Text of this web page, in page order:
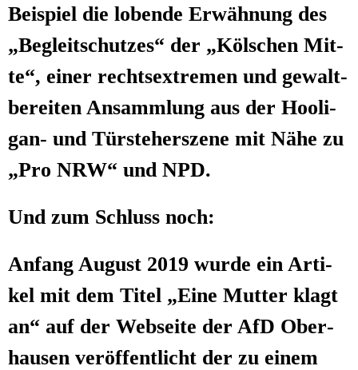
Bei­spiel die loben­de Erwäh­nung des
„Begleit­schut­zes“ der „Köl­schen Mit­
te“, einer rechts­extre­men und gewalt­
be­rei­ten Ansamm­lung aus der Hoo­li­
gan- und Tür­ste­her­sze­ne mit Nähe zu
„Pro NRW“ und NPD.
Und zum Schluss noch:
Anfang August 2019 wur­de ein Arti­
kel mit dem Titel „Eine Mut­ter klagt
an“ auf der Web­sei­te der AfD Ober­
hau­sen ver­öf­fent­licht der zu einem